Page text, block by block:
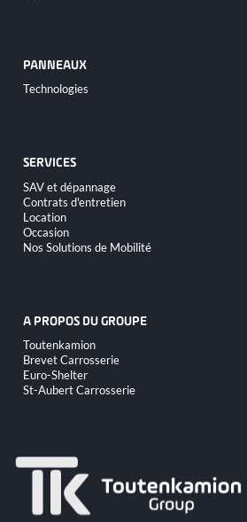
PANNEAUX
Aller
au
Technologies
SERVICES
Aller
au
contenu
SAV et dépannage
Contrats d'entretien
Location
Occasion
Nos Solutions de Mobilité
A PROPOS DU GROUPE
Aller
au
contenu
Toutenkamion
Brevet Carrosserie
Euro-Shelter
St-Aubert Carrosserie